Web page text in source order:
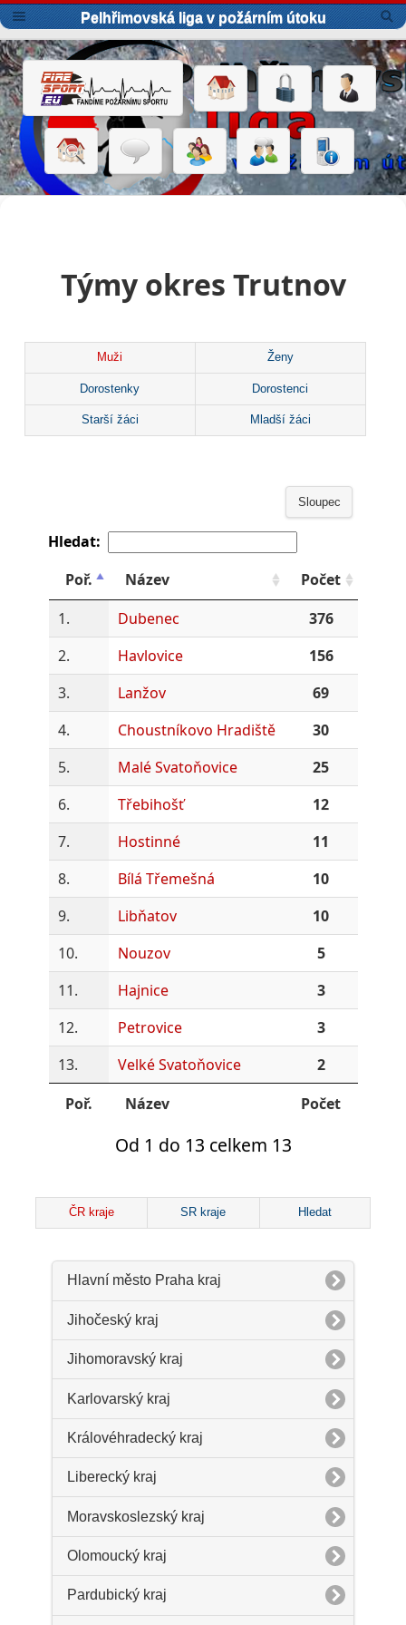
Pelhřimovská liga v požárním útoku
Týmy okres Trutnov
Muži Ženy
Dorostenky Dorostenci
Starší žáci Mladší žáci
Sloupec
Hledat:
Poř.
Název
Počet
1.
Dubenec
376
2.
Havlovice
156
3.
Lanžov
69
4.
Choustníkovo Hradiště
30
5.
Malé Svatoňovice
25
6.
Třebihošť
12
7.
Hostinné
11
8.
Bílá Třemešná
10
9.
Libňatov
10
10.
Nouzov
5
11.
Hajnice
3
12.
Petrovice
3
13.
Velké Svatoňovice
2
Poř.
Název Počet
Od 1 do 13 celkem 13
ČR kraje SR kraje Hledat
Hlavní město Praha kraj
Jihočeský kraj
Jihomoravský kraj
Karlovarský kraj
Královéhradecký kraj
Liberecký kraj
Moravskoslezský kraj
Olomoucký kraj
Pardubický kraj